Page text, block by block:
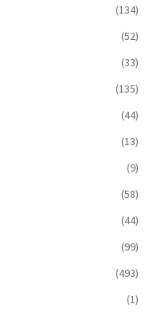
(134)
(52)
(33)
(135)
(44)
(13)
(9)
(58)
(44)
(99)
(493)
(1)